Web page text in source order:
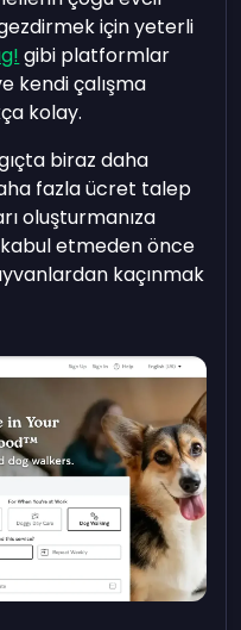
için yeterli
gibi platformlar
kendi çalışma
kolay.
biraz daha
fazla ücret talep
oluşturmanıza
kabul etmeden önce
kaçınmak